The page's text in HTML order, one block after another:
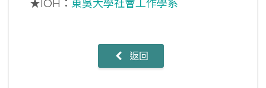
★IOH： 東吳大學社會工作學系
返回